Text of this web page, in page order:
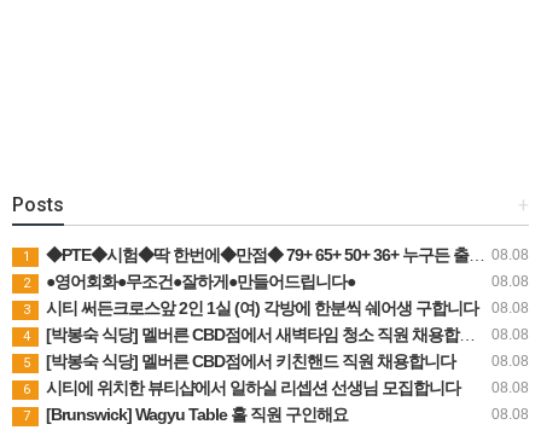
+
Posts
08.08
1 ◆PTE◆시험◆딱 한번에◆만점◆ 79+ 65+ 50+ 36+ 누구든 출제원리로 접근하는 수업
08.08
2 ●영어회화●무조건●잘하게●만들어드립니다●
08.08
3 시티 써든크로스앞 2인 1실 (여) 각방에 한분씩 쉐어생 구합니다
08.08
4 [박봉숙 식당] 멜버른 CBD점에서 새벽타임 청소 직원 채용합니다 (경력자 환영)
08.08
5 [박봉숙 식당] 멜버른 CBD점에서 키친핸드 직원 채용합니다
08.08
6 시티에 위치한 뷰티샵에서 일하실 리셉션 선생님 모집합니다
08.08
7 [Brunswick] Wagyu Table 홀 직원 구인해요